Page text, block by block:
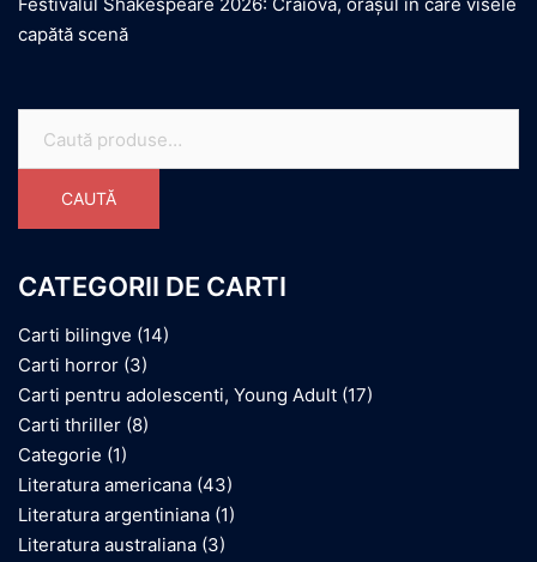
Festivalul Shakespeare 2026: Craiova, orașul în care visele
capătă scenă
după:
CAUTĂ
CATEGORII DE CARTI
Carti bilingve (14)
Carti horror (3)
Carti pentru adolescenti, Young Adult (17)
Carti thriller (8)
Categorie (1)
Literatura americana (43)
Literatura argentiniana (1)
Literatura australiana (3)